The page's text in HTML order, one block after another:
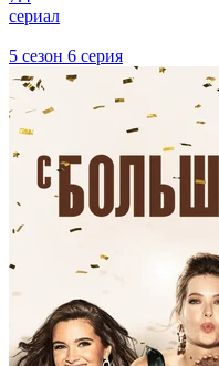
сериал
5 сезон 6 серия